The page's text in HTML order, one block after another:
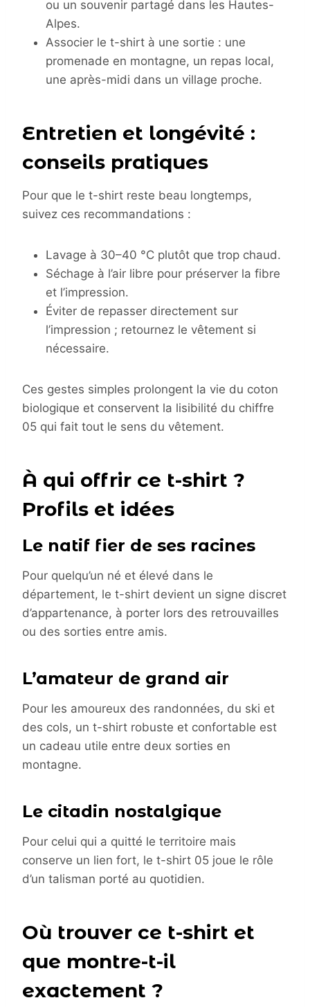
ou un souvenir partagé dans les Hautes-
Alpes.
Associer le t-shirt à une sortie : une
promenade en montagne, un repas local,
une après-midi dans un village proche.
Entretien et longévité :
conseils pratiques
Pour que le t-shirt reste beau longtemps,
suivez ces recommandations :
Lavage à 30–40 °C plutôt que trop chaud.
Séchage à l’air libre pour préserver la fibre
et l’impression.
Éviter de repasser directement sur
l’impression ; retournez le vêtement si
nécessaire.
Ces gestes simples prolongent la vie du coton
biologique et conservent la lisibilité du chiffre
05 qui fait tout le sens du vêtement.
À qui offrir ce t-shirt ?
Profils et idées
Le natif fier de ses racines
Pour quelqu’un né et élevé dans le
département, le t-shirt devient un signe discret
d’appartenance, à porter lors des retrouvailles
ou des sorties entre amis.
L’amateur de grand air
Pour les amoureux des randonnées, du ski et
des cols, un t-shirt robuste et confortable est
un cadeau utile entre deux sorties en
montagne.
Le citadin nostalgique
Pour celui qui a quitté le territoire mais
conserve un lien fort, le t-shirt 05 joue le rôle
d’un talisman porté au quotidien.
Où trouver ce t-shirt et
que montre-t-il
exactement ?